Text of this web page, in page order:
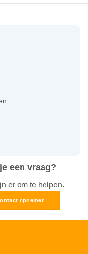
een vraag?
er om te helpen.
opnemen